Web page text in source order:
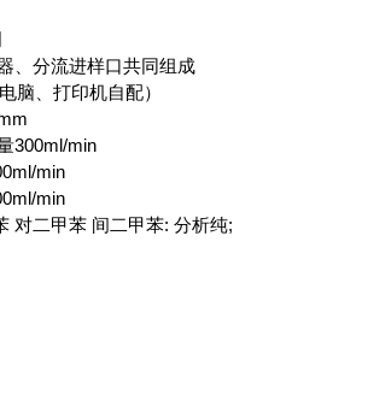
分流进样口共同组成
、打印机自配）
300ml/min
min
min
二甲苯 间二甲苯: 分析纯;